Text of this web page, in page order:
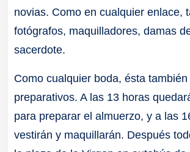
novias. Como en cualquier enlace,
fotógrafos, maquilladores, damas
sacerdote.
Como cualquier boda, ésta
preparativos. A las 13 horas
para preparar el almuerzo, y a las
vestirán y maquillarán. Después